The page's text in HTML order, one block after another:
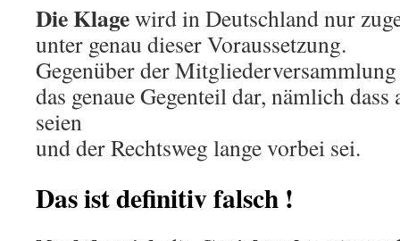
Die Klagewird in Deutschland nur
unter genau dieser Voraussetzung.
Gegenüber der
das genaue Gegenteil dar, nämlich
seien
und der Rechtsweg lange vorbei sei.
Das ist definitiv falsch !